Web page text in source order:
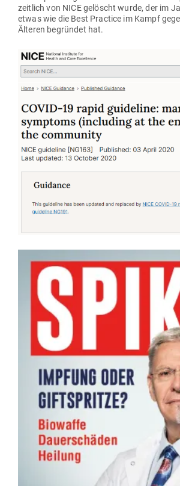
zeitlich von NICE gelöscht wurde, der im
etwas wie die Best Practice im Kampf
Älteren begründet hat.